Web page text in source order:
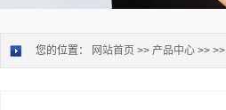
您的位置： 网站首页 >> 产品中心 >> >>